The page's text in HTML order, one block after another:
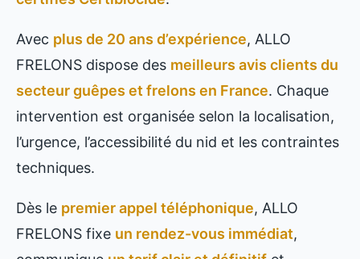
Avec plus de 20 ans d’expérience, ALLO
FRELONS dispose des meilleurs avis clients du
secteur guêpes et frelons en France. Chaque
intervention est organisée selon la localisation,
l’urgence, l’accessibilité du nid et les contraintes
techniques.
Dès le premier appel téléphonique, ALLO
FRELONS fixe un rendez-vous immédiat,